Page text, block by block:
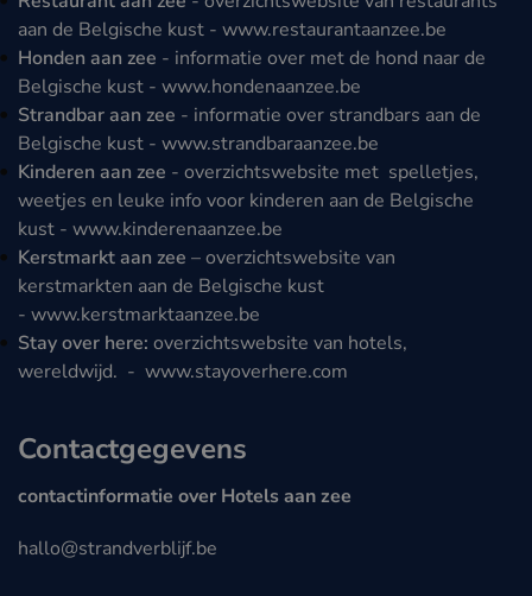
aan de Belgische kust - www.restaurantaanzee.be
Honden aan zee - informatie over met de hond naar de
Belgische kust - www.hondenaanzee.be
Strandbar aan zee - informatie over strandbars aan de
Belgische kust - www.strandbaraanzee.be
Kinderen aan zee - overzichtswebsite met spelletjes,
weetjes en leuke info voor kinderen aan de Belgische
kust - www.kinderenaanzee.be
Kerstmarkt aan zee – overzichtswebsite van
kerstmarkten aan de Belgische kust
- www.kerstmarktaanzee.be
Stay over here: overzichtswebsite van hotels,
wereldwijd. - www.stayoverhere.com
Contactgegevens
contactinformatie over Hotels aan zee
hallo@strandverblijf.be